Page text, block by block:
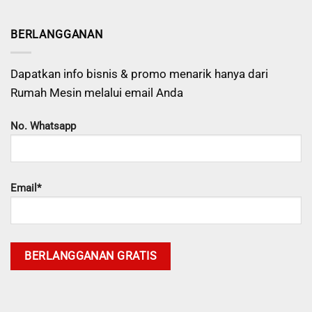
BERLANGGANAN
Dapatkan info bisnis & promo menarik hanya dari
Rumah Mesin melalui email Anda
No. Whatsapp
Email*